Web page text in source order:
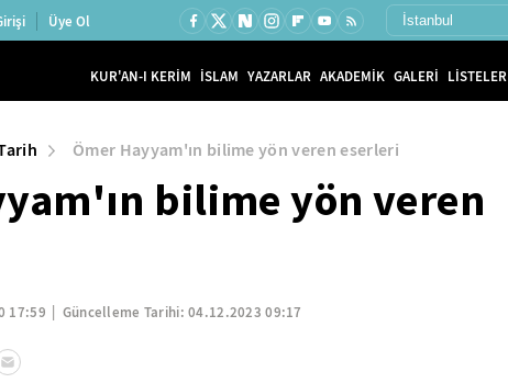
Üye Ol
KUR'AN-I KERİM İSLAM YAZARLAR AKADEMİK GALERİ LİSTELER
Ömer Hayyam'ın bilime yön veren eserleri
bilime yön veren
17:59 Güncelleme Tarihi:04.12.2023 09:17